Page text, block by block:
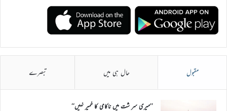
مقبول حال ہی میں تبصرے
’’میری سر شت میں ناکامی کا خمیر نہیں‘‘